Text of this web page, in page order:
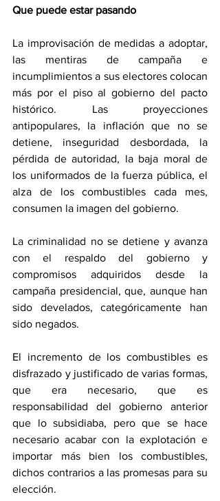
Que puede estar pasando
La improvisación de medidas a adoptar,
las mentiras de campaña e
incumplimientos a sus electores colocan
más por el piso al gobierno del pacto
histórico. Las proyecciones
antipopulares, la inflación que no se
detiene, inseguridad desbordada, la
pérdida de autoridad, la baja moral de
los uniformados de la fuerza pública, el
alza de los combustibles cada mes,
consumen la imagen del gobierno.
La criminalidad no se detiene y avanza
con el respaldo del gobierno y
compromisos adquiridos desde la
campaña presidencial, que, aunque han
sido develados, categóricamente han
sido negados.
El incremento de los combustibles es
disfrazado y justificado de varias formas,
que era necesario, que es
responsabilidad del gobierno anterior
que lo subsidiaba, pero que se hace
necesario acabar con la explotación e
importar más bien los combustibles,
dichos contrarios a las promesas para su
elección.